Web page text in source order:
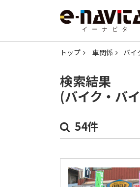
トップ 車関係 バイ
検索結果
(バイク・バ
54件